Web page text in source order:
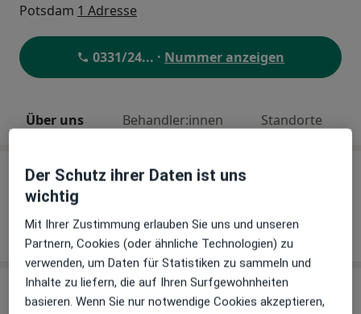
Potsdam 1 Adresse
0331/24... · Nummer anzeigen
Über uns Behandler:innen Standorte
Über uns
Link
Webseite
Behandler:innen
Der Schutz ihrer Daten ist uns
wichtig
Mit Ihrer Zustimmung erlauben Sie uns und unseren
Partnern, Cookies (oder ähnliche Technologien) zu
verwenden, um Daten für Statistiken zu sammeln und
Inhalte zu liefern, die auf Ihren Surfgewohnheiten
basieren. Wenn Sie nur notwendige Cookies akzeptieren,